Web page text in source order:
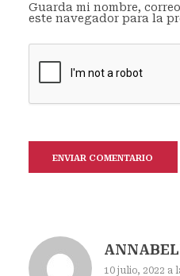
Guarda mi nombre,
este navegador para la
10 julio, 2022 a